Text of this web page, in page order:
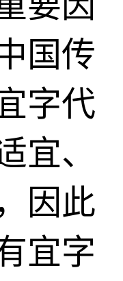
国传
字代
宜、
因此
宜字